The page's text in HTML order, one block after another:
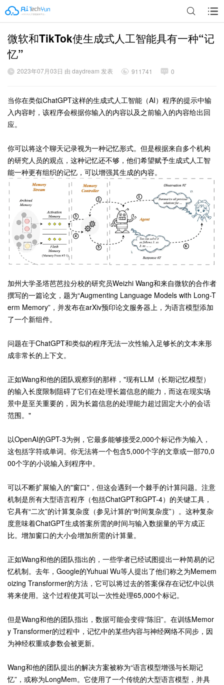
微软和TikTok使生成式人工智能具有一种“记
忆”
2023年07月03日 由 daydream 发表 911741 0
当你在类似ChatGPT这样的生成式人工智能（AI）程序的提示中输
入内容时，该程序会根据你输入的内容以及之前输入的内容给出回
应。
你可以将这个聊天记录视为一种记忆形式。但是根据来自多个机构
的研究人员的观点，这种记忆还不够，他们希望赋予生成式人工智
能一种更有组织的记忆，可以增强其生成的内容。
加州大学圣塔芭芭拉分校的研究员Weizhi Wang和来自微软的合作者
撰写的一篇论文，题为“Augmenting Language Models with Long-T
erm Memory”，并发布在arXiv预印论文服务器上，为语言模型添加
了一个新组件。
问题在于ChatGPT和类似的程序无法一次性输入足够长的文本来形
成非常长的上下文。
正如Wang和他的团队观察到的那样，"现有LLM（长期记忆模型）
的输入长度限制阻碍了它们在处理长篇信息的能力，而这在现实场
景中是至关重要的，因为长篇信息的处理能力超过固定大小的会话
范围。"
以OpenAI的GPT-3为例，它最多能够接受2,000个标记作为输入，
这包括字符或单词。你无法将一个包含5,000个字的文章或一部70,0
00个字的小说输入到程序中。
可以不断扩展输入的"窗口"，但这会遇到一个棘手的计算问题。注意
机制是所有大型语言程序（包括ChatGPT和GPT-4）的关键工具，
它具有“二次”的计算复杂度（参见计算的“时间复杂度”）。这种复杂
度意味着ChatGPT生成答案所需的时间与输入数据量的平方成正
比。增加窗口的大小会增加所需的计算量。
正如Wang和他的团队指出的，一些学者已经试图提出一种简易的记
忆机制。去年，Google的Yuhuai Wu等人提出了他们称之为Memem
oizing Transformer的方法，它可以将过去的答案保存在记忆中以供
将来使用。这个过程使其可以一次性处理65,000个标记。
但是Wang和他的团队指出，数据可能会变得“陈旧”。在训练Memor
y Transformer的过程中，记忆中的某些内容与神经网络不同步，因
为神经权重或参数会被更新。
Wang和他的团队提出的解决方案被称为“语言模型增强与长期记
忆”，或称为LongMem。它使用了一个传统的大型语言模型，并具